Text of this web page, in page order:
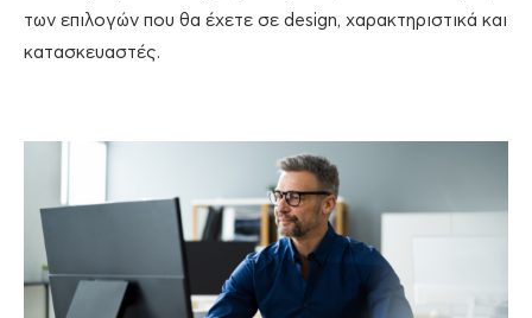
των επιλογών που θα έχετε σε design, χαρακτηριστικά και
κατασκευαστές.